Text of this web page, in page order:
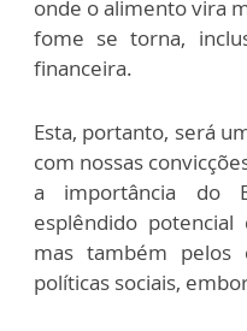
onde o alimento vira
fome se torna,
financeira.
Esta, portanto, será
com nossas
a importância do
esplêndido
mas também pelos
políticas sociais,